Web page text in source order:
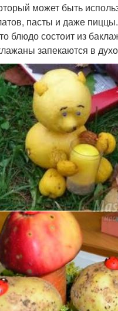
может быть
пасты и даже
блюдо состоит из
запекаются в